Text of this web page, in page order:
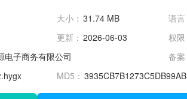
大小： 31.74 MB 语言
更新： 2026-06-03 权限
电子商务有限公司 备案
MD5：